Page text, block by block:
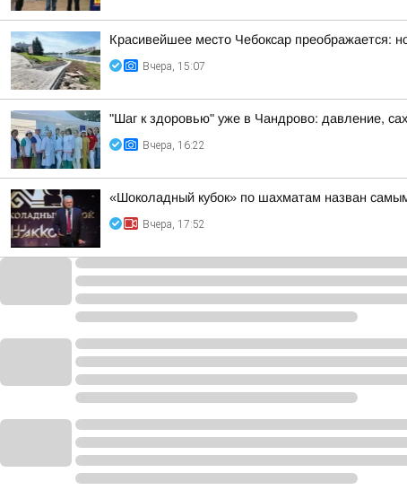
Красивейшее место Чебоксар преображается:
Вчера, 15:07
"Шаг к здоровью" уже в Чандрово: давление,
Вчера, 16:22
«Шоколадный кубок» по шахматам назван
Вчера, 17:52